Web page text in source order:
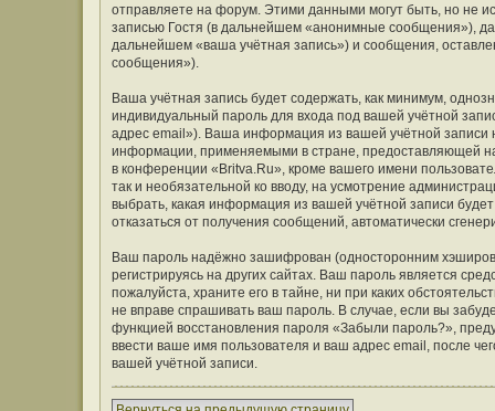
отправляете на форум. Этими данными могут быть, но не
записью Гостя (в дальнейшем «анонимные сообщения»),
дальнейшем «ваша учётная запись») и сообщения,
сообщения»).
Ваша учётная запись будет содержать, как минимум,
индивидуальный пароль для входа под вашей учётной
адрес email»). Ваша информация из вашей учётной
информации, применяемыми в стране, предоставляющей
в конференции «Britva.Ru», кроме вашего имени
так и необязательной ко вводу, на усмотрение
выбрать, какая информация из вашей учётной записи
отказаться от получения сообщений, автоматически
Ваш пароль надёжно зашифрован (односторонним
регистрируясь на других сайтах. Ваш пароль является
пожалуйста, храните его в тайне, ни при каких
не вправе спрашивать ваш пароль. В случае, если вы
функцией восстановления пароля «Забыли пароль?»,
ввести ваше имя пользователя и ваш адрес email, после
вашей учётной записи.